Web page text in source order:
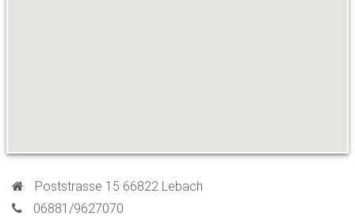
Poststrasse 15 66822 Lebach
06881/9627070